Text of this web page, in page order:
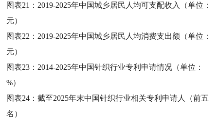
图表21： 2019-2025年中国城乡居民人均可支配收入（单位：
元）
图表22： 2019-2025年中国城乡居民人均消费支出额（单位：
元）
图表23： 2014-2025年中国针织行业专利申请情况（单位：
%）
图表24：截至2025年末中国针织行业相关专利申请人（前五
名）